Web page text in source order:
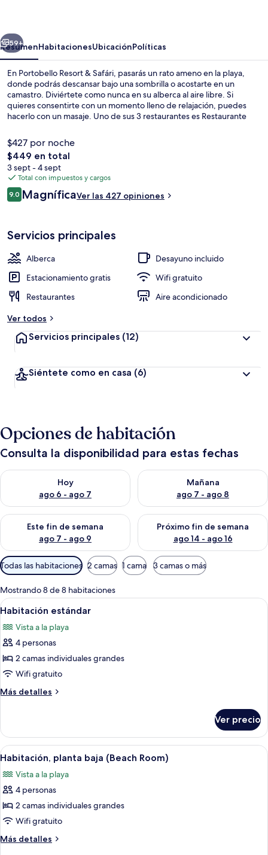
Siguiente
59+
ResumenHabitacionesUbicaciónPolíticas
En Portobello Resort & Safári, pasarás un rato ameno en la playa,
donde podrás descansar bajo una sombrilla o acostarte en un
camastro. Diviértete como nunca en su alberca al aire libre. Si
quieres consentirte con un momento lleno de relajación, puedes
hacerlo con un masaje. Uno de sus 3 restaurantes es Restaurante
la cena. Destacan sus 2 bares o lounges, su marina y su bar junto a la
alberca.
$427 por noche
El
precio
total
es
de
$449 en total
3 sept - 4 sept
Total con impuestos y cargos
Opiniones
9.09.0 de 10,
MagníficaVer las 427 opiniones
Servicios principales
Alberca
Desayuno incluido
Estacionamiento gratis
Wifi gratuito
Restaurantes
Aire acondicionado
Ver todos
Servicios principales (12)
Siéntete como en casa (6)
Opciones de habitación
Consulta la disponibilidad para estas fechas
Hoy
ago 6 - ago 7
Consulta la disponibilidad para hoy ago 6 - ago 7
Mañana
ago 7 - ago 8
Consulta la disponibilidad
Este fin de semana
ago 7 - ago 9
Consulta la disponibilidad para este fin de semana ago 7 -
Próximo fin de semana
ago 14 - ago 16
Consulta la disponibilidad
Filtros
disponibles
para
las
habitaciones
Todas las habitaciones 2 camas 1 cama 3 camas o más
Mostrando 8 de 8 habitaciones
Abrir
todas
las
fotos
de
Habitación
estándar
Habitación de hotel con dos camas,
5
Habitación estándar
Vista a la playa
4 personas
2 camas individuales grandes
Wifi gratuito
Más detalles
Más
estándar
Ver precio
Abrir
todas
las
fotos
de
Habitación,
planta
baja
Una habitación de hotel con una
5
Habitación, planta baja (Beach Room)
Vista a la playa
4 personas
2 camas individuales grandes
Wifi gratuito
Más detalles
Más